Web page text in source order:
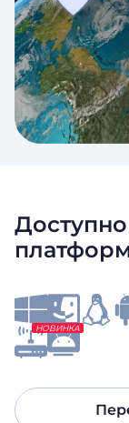
Доступно
НОВИНКА